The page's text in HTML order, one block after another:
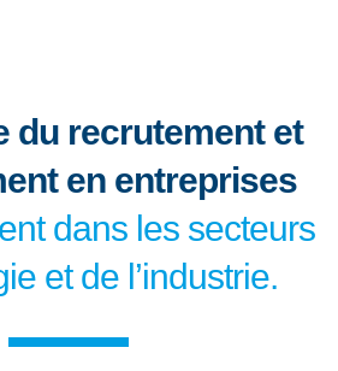
du recrutement et
en entreprises
dans les secteurs
et de l’industrie.